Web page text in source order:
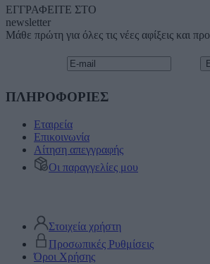
ΕΓΓΡΑΦΕΙΤΕ ΣΤΟ
newsletter
Μάθε πρώτη για όλες τις νέες αφίξεις και
ΠΛΗΡΟΦΟΡΙΕΣ
Εταιρεία
Επικοινωνία
Αίτηση απεγγραφής
Οι παραγγελίες μου
Στοιχεία χρήστη
Προσωπικές Ρυθμίσεις
Όροι Χρήσης